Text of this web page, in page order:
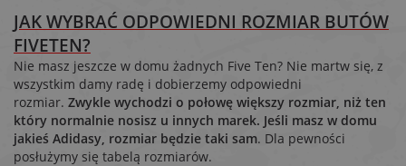
JAK WYBRAĆ ODPOWIEDNI ROZMIAR BUTÓW
FIVETEN?
Nie masz jeszcze w domu żadnych Five Ten? Nie martw się, z
wszystkim damy radę i dobierzemy odpowiedni
rozmiar. Zwykle wychodzi o połowę większy rozmiar, niż ten
który normalnie nosisz u innych marek. Jeśli masz w domu
jakieś Adidasy, rozmiar będzie taki sam. Dla pewności
posłużymy się tabelą rozmiarów.